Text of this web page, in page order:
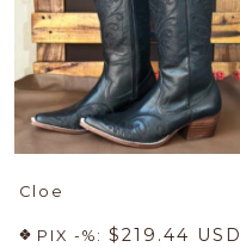
Cloe
PIX -%: $219.44 USD